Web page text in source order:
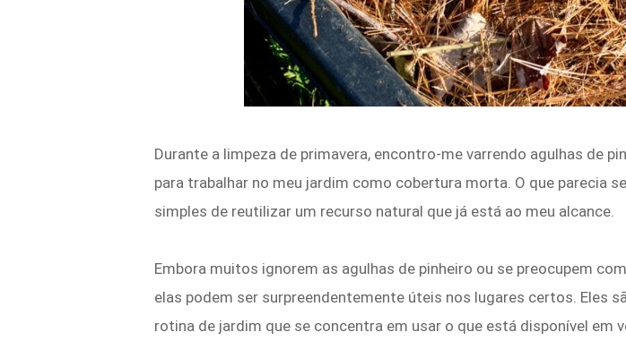
Durante a limpeza de primavera, encontro-me varrendo agulhas de
para trabalhar no meu jardim como cobertura morta. O que parecia
simples de reutilizar um recurso natural que já está ao meu alcance.
Embora muitos ignorem as agulhas de pinheiro ou se preocupem
elas podem ser surpreendentemente úteis nos lugares certos. Eles
rotina de jardim que se concentra em usar o que está disponível em